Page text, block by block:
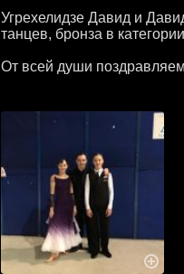
Угрехелидзе Давид и
танцев, бронза в
От всей души